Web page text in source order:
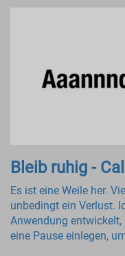
Bleib ruhig -
Es ist eine Weile her.
unbedingt ein Verlust.
Anwendung entwickelt,
eine Pause einlegen,